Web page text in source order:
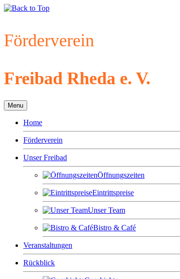
Förderverein
Freibad Rheda e. V.
Menu
Home
Förderverein
Unser Freibad
Öffnungszeiten
Eintrittspreise
Unser Team
Bistro & Café
Veranstaltungen
Rückblick